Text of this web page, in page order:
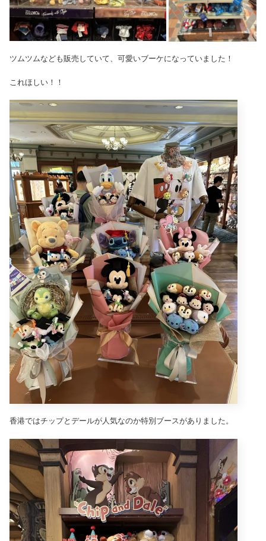
ツムツムなども販売していて、可愛いブーケになっていました！
これほしい！！
香港ではチップとデールが人気なのか特別ブースがありました。